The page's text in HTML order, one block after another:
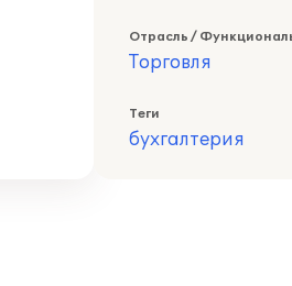
Отрасль /
Торговля
Теги
бухгалтерия